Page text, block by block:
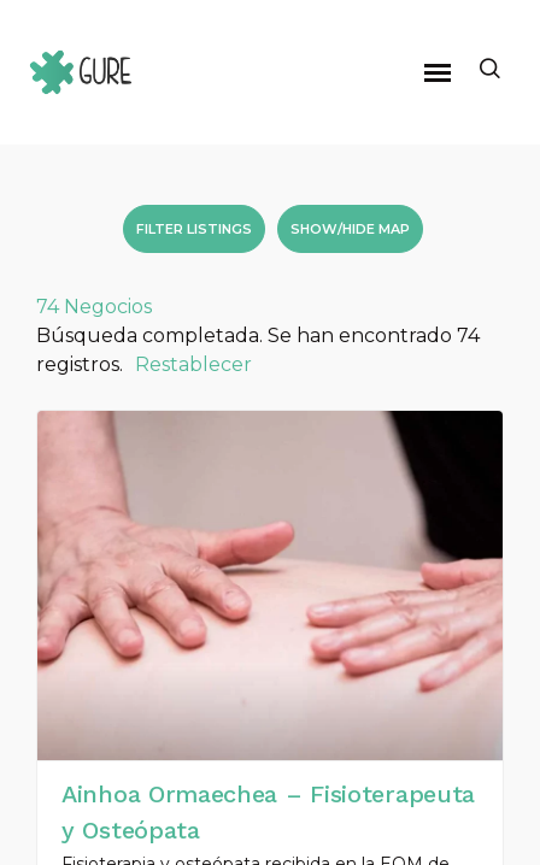
FILTER LISTINGS SHOW/HIDE MAP
74Negocios
Búsqueda completada. Se han encontrado 74
registros.
Restablecer
Ainhoa Ormaechea – Fisioterapeuta
y Osteópata